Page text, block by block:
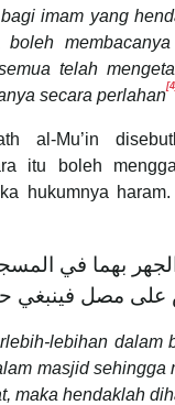
imam yang
telah
secara perlahan
al-Mu’in
itu boleh
hukumnya
الجهر بهما في
مصل فينبغي
lebihan dalam
masjid sehingga
maka hendaklah